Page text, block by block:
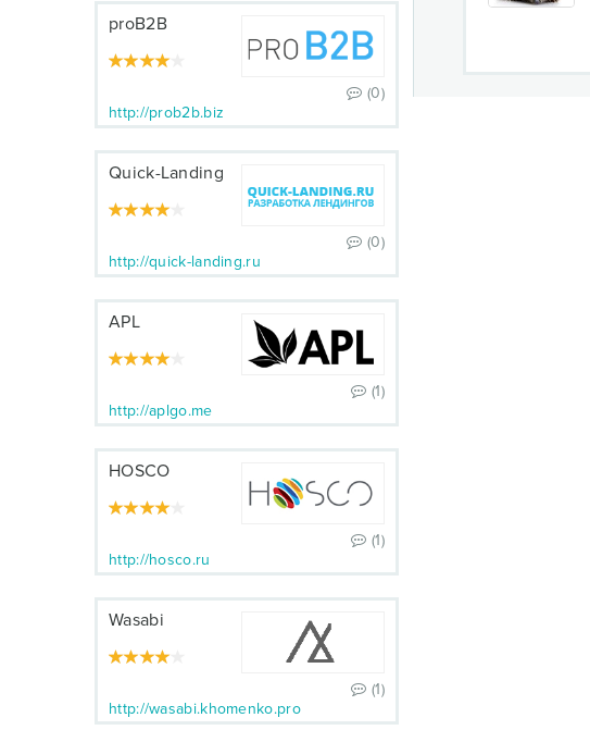
proB2B
(0)
http://prob2b.biz
Quick-Landing
(0)
http://quick-landing.ru
APL
(1)
http://aplgo.me
HOSCO
(1)
http://hosco.ru
Wasabi
(1)
http://wasabi.khomenko.pro